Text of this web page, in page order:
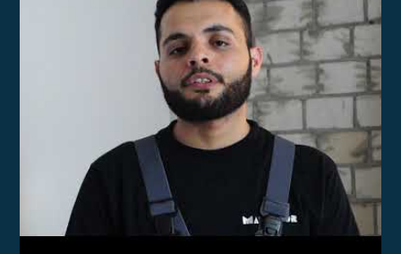
Das Video wird von YouTube eingebettet.
Datenschutzerklärungenvon Google.